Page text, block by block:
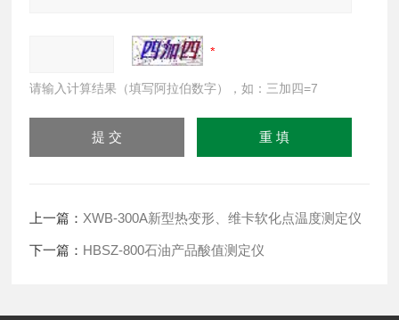
请输入计算结果（填写阿拉伯数字），如：三加四=7
上一篇： XWB-300A新型热变形、维卡软化点温度测定仪
下一篇： HBSZ-800石油产品酸值测定仪